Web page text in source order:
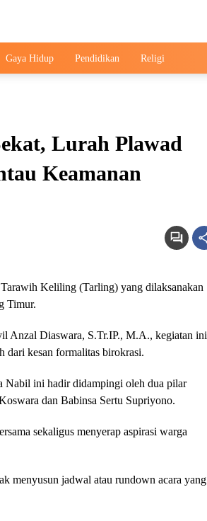
Gaya Hidup Pendidikan Religi
Lurah Plawad
Keamanan
Keliling (Tarling) yang dilaksanakan
Timur.
Anzal Diaswara, S.Tr.IP., M.A., kegiatan ini
dari kesan formalitas birokrasi.
Nabil ini hadir didampingi oleh dua pilar
dan Babinsa Sertu Supriyono.
sekaligus menyerap aspirasi warga
menyusun jadwal atau rundown acara yang